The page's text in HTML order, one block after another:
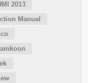
2013
Manual